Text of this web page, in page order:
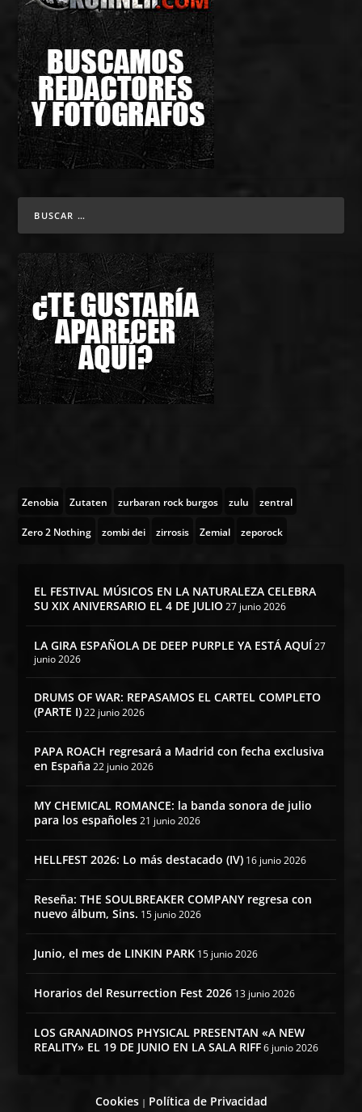
Zenobia Zutaten zurbaran rock burgos zulu zentral
Zero 2 Nothing zombi dei zirrosis Zemial zeporock
EL FESTIVAL MÚSICOS EN LA NATURALEZA CELEBRA
SU XIX ANIVERSARIO EL 4 DE JULIO 27 junio 2026
LA GIRA ESPAÑOLA DE DEEP PURPLE YA ESTÁ AQUÍ 27
junio 2026
DRUMS OF WAR: REPASAMOS EL CARTEL COMPLETO
(PARTE I) 22 junio 2026
PAPA ROACH regresará a Madrid con fecha exclusiva
en España 22 junio 2026
MY CHEMICAL ROMANCE: la banda sonora de julio
para los españoles 21 junio 2026
HELLFEST 2026: Lo más destacado (IV) 16 junio 2026
Reseña: THE SOULBREAKER COMPANY regresa con
nuevo álbum, Sins. 15 junio 2026
Junio, el mes de LINKIN PARK 15 junio 2026
Horarios del Resurrection Fest 2026 13 junio 2026
LOS GRANADINOS PHYSICAL PRESENTAN «A NEW
REALITY» EL 19 DE JUNIO EN LA SALA RIFF 6 junio 2026
Cookies| Política de Privacidad